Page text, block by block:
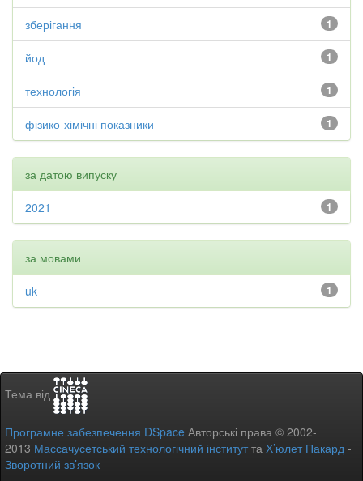
1
зберігання
1
йод
1
технологія
1
фізико-хімічні показники
за датою випуску
1
2021
за мовами
1
uk
Тема від
Програмне забезпечення DSpace Авторські права © 2002-
2013 Массачусетський технологічний інститутта Х’юлет Пакард -
Зворотний зв’язок